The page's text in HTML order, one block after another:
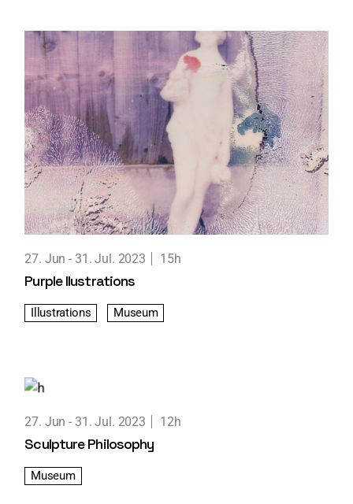
27. Jun 31. Jul. 2023 15h
Purple Ilustrations
Illustrations Museum
27. Jun 31. Jul. 2023 12h
Sculpture Philosophy
Museum